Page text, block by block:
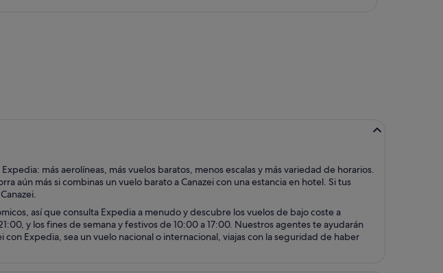
más aerolíneas, más vuelos baratos, menos escalas y más variedad de horarios.
aún más si combinas un vuelo barato a Canazei con una estancia en hotel. Si tus
así que consulta Expedia a menudo y descubre los vuelos de bajo coste a
y los fines de semana y festivos de 10:00 a 17:00. Nuestros agentes te ayudarán
Expedia, sea un vuelo nacional o internacional, viajas con la seguridad de haber